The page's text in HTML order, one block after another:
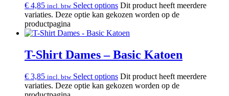
€ 4,85 incl. btw Select options Dit product heeft meerdere
variaties. Deze optie kan gekozen worden op de
productpagina
T-Shirt Dames – Basic Katoen
€ 3,85 incl. btw Select options Dit product heeft meerdere
variaties. Deze optie kan gekozen worden op de